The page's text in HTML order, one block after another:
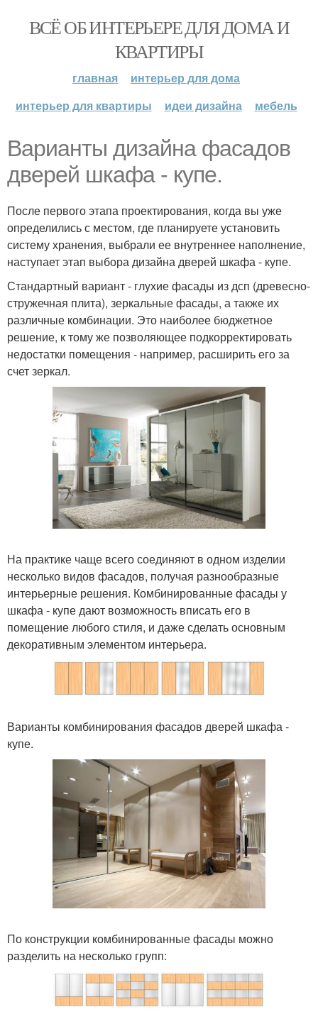
ВСЁ ОБ ИНТЕРЬЕРЕ ДЛЯ ДОМА И
КВАРТИРЫ
главная
интерьер для дома
интерьер для квартиры
идеи дизайна мебель
Варианты дизайна фасадов
дверей шкафа - купе.
После первого этапа проектирования, когда вы уже
определились с местом, где планируете установить
систему хранения, выбрали ее внутреннее наполнение,
наступает этап выбора дизайна дверей шкафа - купе.
Стандартный вариант - глухие фасады из дсп (древесно-
стружечная плита), зеркальные фасады, а также их
различные комбинации. Это наиболее бюджетное
решение, к тому же позволяющее подкорректировать
недостатки помещения - например, расширить его за
счет зеркал.
На практике чаще всего соединяют в одном изделии
несколько видов фасадов, получая разнообразные
интерьерные решения. Комбинированные фасады у
шкафа - купе дают возможность вписать его в
помещение любого стиля, и даже сделать основным
декоративным элементом интерьера.
Варианты комбинирования фасадов дверей шкафа -
купе.
По конструкции комбинированные фасады можно
разделить на несколько групп: